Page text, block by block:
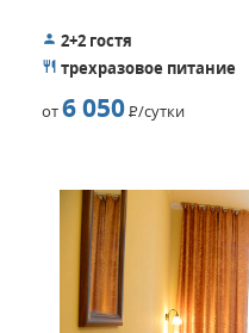
2+2 гостя
трехразовое питание
от6 050Р/сутки